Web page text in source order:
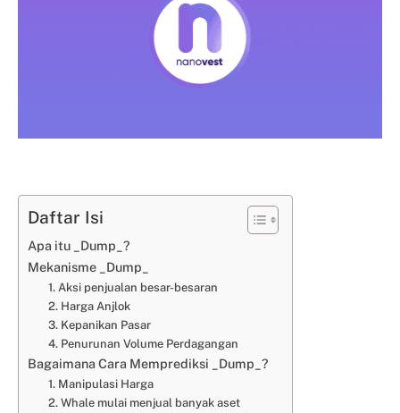
Daftar Isi
Apa itu _Dump_?
Mekanisme _Dump_
1. Aksi penjualan besar-besaran
2. Harga Anjlok
3. Kepanikan Pasar
4. Penurunan Volume Perdagangan
Bagaimana Cara Memprediksi _Dump_?
1. Manipulasi Harga
2. Whale mulai menjual banyak aset